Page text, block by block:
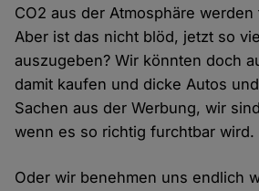
CO2 aus der Atmosphäre
Aber ist das nicht blöd, jetzt so
auszugeben? Wir könnten doch
damit kaufen und dicke Autos
Sachen aus der Werbung, wir
wenn es so richtig furchtbar wird.
Oder wir benehmen uns endlich